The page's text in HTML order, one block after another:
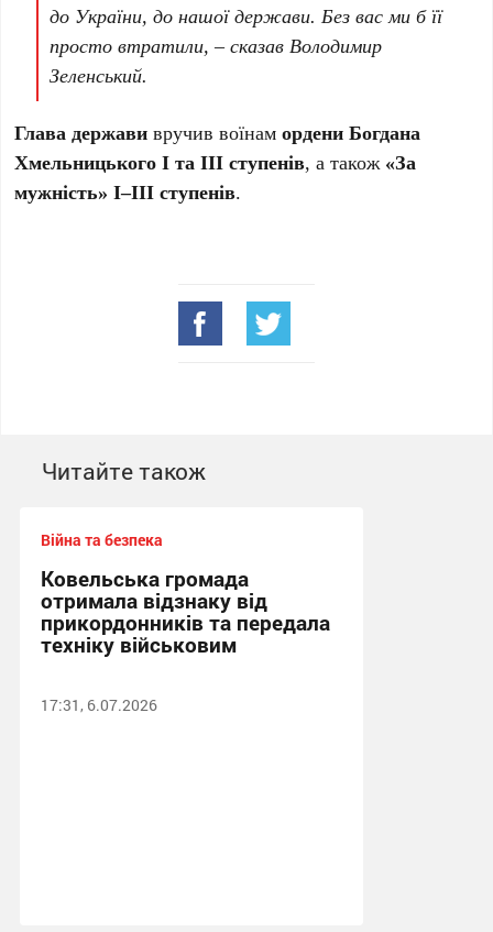
до України, до нашої держави. Без вас ми б її
просто втратили, – сказав Володимир
Зеленський.
Глава держави вручив воїнамордени Богдана
Хмельницького І та ІІІ ступенів, а також «За
мужність» І–ІІІ ступенів.
Читайте також
Війна та безпека
Ковельська громада
отримала відзнаку від
прикордонників та передала
техніку військовим
17:31, 6.07.2026